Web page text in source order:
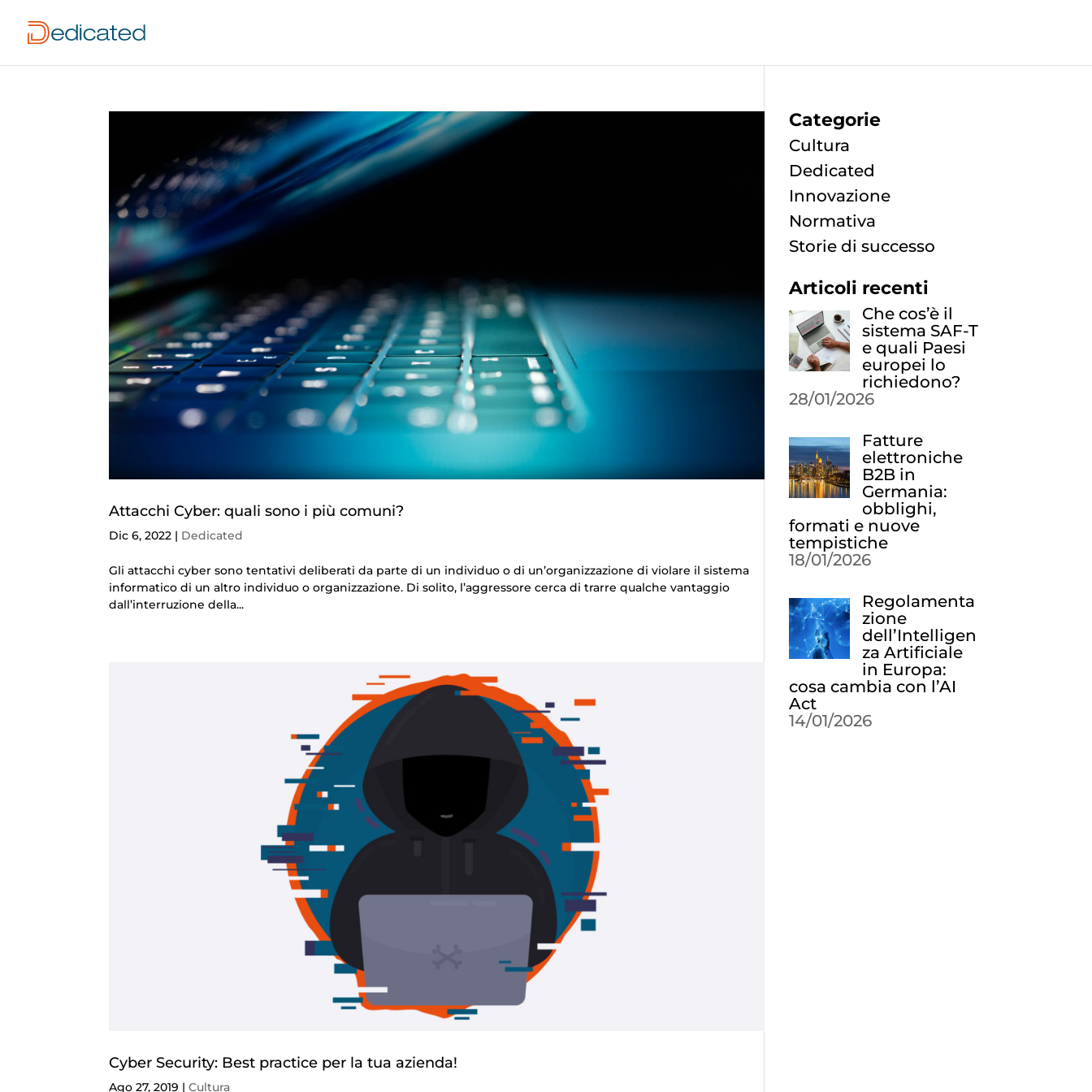
Attacchi Cyber: quali sono i più comuni?
Dic 6, 2022 | Dedicated
Gli attacchi cyber sono tentativi deliberati da parte di un individuo o di un’organizzazione di violare il sistema
informatico di un altro individuo o organizzazione. Di solito, l’aggressore cerca di trarre qualche vantaggio
dall’interruzione della...
Cyber Security: Best practice per la tua azienda!
Ago 27, 2019 |Cultura
Categorie
Cultura
Dedicated
Innovazione
Normativa
Storie di successo
Articoli recenti
Che cos’è il
sistema SAF-T
e quali Paesi
europei lo
richiedono?
28/01/2026
Fatture
elettroniche
B2B in
Germania:
obblighi,
formati e nuove
tempistiche
18/01/2026
Regolamenta
zione
dell’Intelligen
za Artificiale
in Europa:
cosa cambia con l’AI
Act
14/01/2026